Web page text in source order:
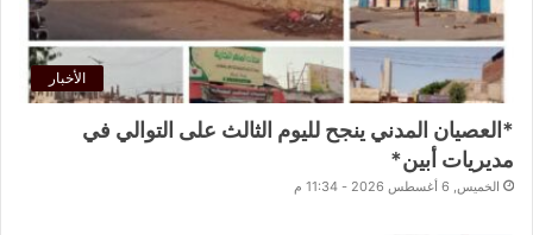
الأخبار
*العصيان المدني ينجح لليوم الثالث على التوالي في
مديريات أبين*
الخميس, 6 أغسطس 2026 - 11:34 م